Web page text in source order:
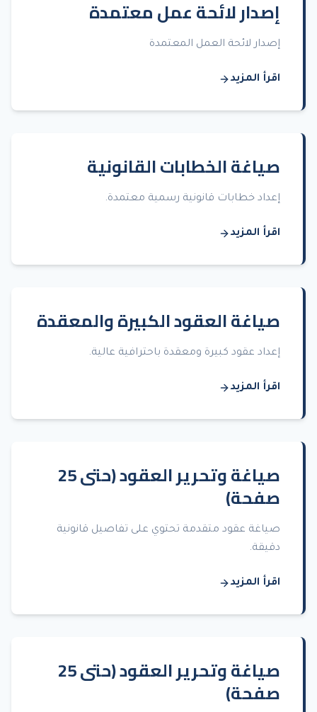
إصدار لائحة عمل معتمدة
إصدار لائحة العمل المعتمدة
اقرأ المزيد
صياغة الخطابات القانونية
إعداد خطابات قانونية رسمية معتمدة.
اقرأ المزيد
صياغة العقود الكبيرة والمعقدة
إعداد عقود كبيرة ومعقدة باحترافية عالية.
اقرأ المزيد
صياغة وتحرير العقود (حتى 25
صفحة)
صياغة عقود متقدمة تحتوي على تفاصيل قانونية
دقيقة.
اقرأ المزيد
صياغة وتحرير العقود (حتى 25
صفحة)